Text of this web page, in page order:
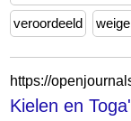
veroordeeld
https://
Kielen en